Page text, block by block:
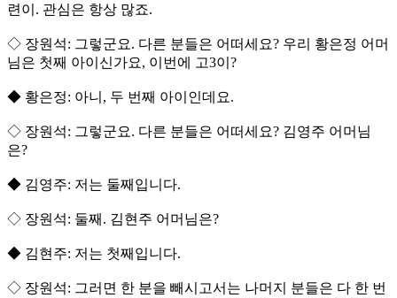
련이. 관심은 항상 많죠.
◇ 장원석: 그렇군요. 다른 분들은 어떠세요? 우리 황은정 어머
님은 첫째 아이신가요, 이번에 고3이?
◆ 황은정: 아니, 두 번째 아이인데요.
◇ 장원석: 그렇군요. 다른 분들은 어떠세요? 김영주 어머님
은?
◆ 김영주: 저는 둘째입니다.
◇ 장원석: 둘째. 김현주 어머님은?
◆ 김현주: 저는 첫째입니다.
◇ 장원석: 그러면 한 분을 빼시고서는 나머지 분들은 다 한 번